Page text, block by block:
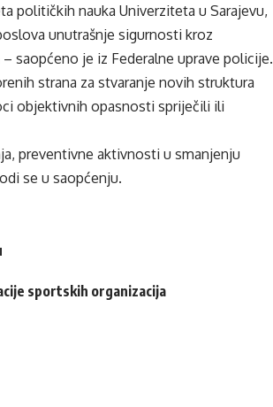
političkih nauka Univerziteta u Sarajevu,
unutrašnje sigurnosti kroz
saopćeno je iz Federalne uprave policije.
strana za stvaranje novih struktura
objektivnih opasnosti spriječili ili
preventivne aktivnosti u smanjenju
se u saopćenju.
sportskih organizacija